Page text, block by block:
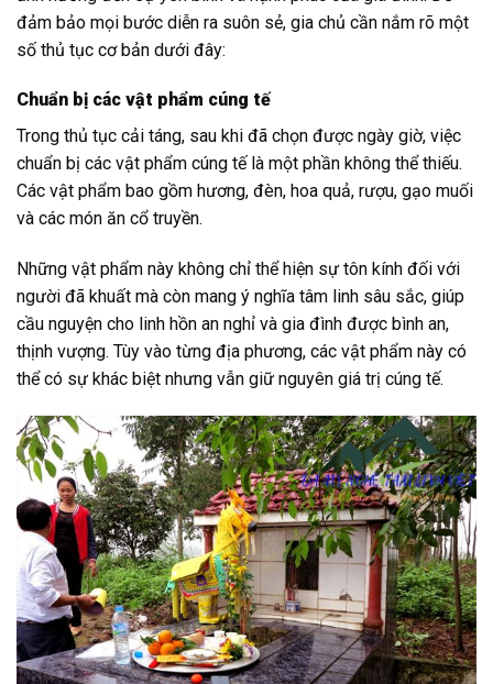
đảm bảo mọi bước diễn ra suôn sẻ, gia chủ cần nắm rõ một
số thủ tục cơ bản dưới đây:
Chuẩn bị các vật phẩm cúng tế
Trong thủ tục cải táng, sau khi đã chọn được ngày giờ, việc
chuẩn bị các vật phẩm cúng tế là một phần không thể thiếu.
Các vật phẩm bao gồm hương, đèn, hoa quả, rượu, gạo muối
và các món ăn cổ truyền.
Những vật phẩm này không chỉ thể hiện sự tôn kính đối với
người đã khuất mà còn mang ý nghĩa tâm linh sâu sắc, giúp
cầu nguyện cho linh hồn an nghỉ và gia đình được bình an,
thịnh vượng. Tùy vào từng địa phương, các vật phẩm này có
thể có sự khác biệt nhưng vẫn giữ nguyên giá trị cúng tế.